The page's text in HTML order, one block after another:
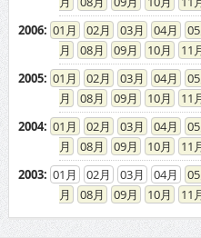
01 02 03 04 05
08
09 10 11
01 02 03 04 05
08
09 10 11
01 02 03 04 05
08
09 10 11
ドカントをご利用する皆様へ